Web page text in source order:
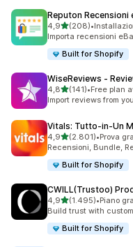
Reputon Recensioni
4,9stelle su 5
(208)
208 recensioni totali
•
Importa recensioni
Built for Shopify
WiseReviews ‑
4,8stelle su 5
(141)
141 recensioni totali
•Free plan
Import reviews from
Vitals: Tutto‑in‑Un
4,9stelle su 5
(2.801)
2801 recensioni totali
•Prova
Recensioni, Bundle,
Built for Shopify
CWILL(Trustoo)
4,9stelle su 5
(1.495)
1495 recensioni totali
•Piano
Build trust with
Built for Shopify